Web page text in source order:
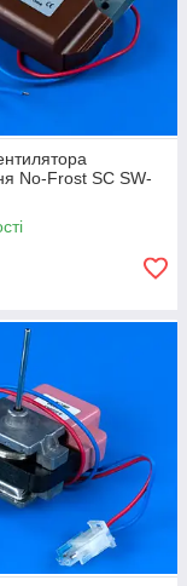
No-Frost SC SW-